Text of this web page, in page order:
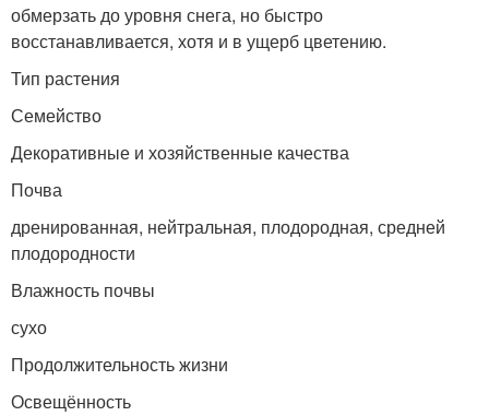
обмерзать до уровня снега, но быстро
восстанавливается, хотя и в ущерб цветению.
Тип растения
Семейство
Декоративные и хозяйственные качества
Почва
дренированная, нейтральная, плодородная, средней
плодородности
Влажность почвы
сухо
Продолжительность жизни
Освещённость